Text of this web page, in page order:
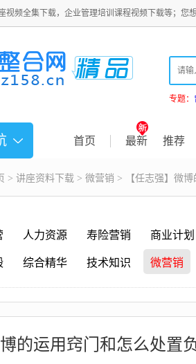
视频全集下载，企业管理培训课程视频下载等；您
专题：
首页 最新 推荐
> 讲座资料下载 > 微营销 > 【任志强】微
人力资源 寿险营销 商业计划
综合精华 技术知识 微营销
博的运用窍门和怎么处置